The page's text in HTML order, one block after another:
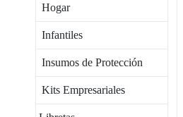
Hogar
Infantiles
Insumos de Protección
Kits Empresariales